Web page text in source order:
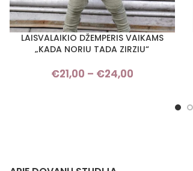
PASIRINKTI SAVYBES
LAISVALAIKIO DŽEMPERIS VAIKAMS
„KADA NORIU TADA ZIRZIU“
€21,00 – €24,00
through